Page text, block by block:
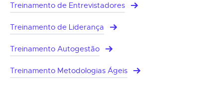
Treinamento de Entrevistadores
Treinamento de Liderança
Treinamento Autogestão
Treinamento Metodologias Ágeis